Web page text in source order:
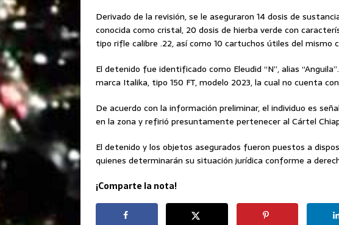
Derivado de la revisión, se le aseguraron 14 dosis de
conocida como cristal, 20 dosis de hierba verde con
tipo rifle calibre .22, así como 10 cartuchos útiles del mismo
El detenido fue identificado como Eleudid “N”, alias
marca Italika, tipo 150 FT, modelo 2023, la cual no cuenta
De acuerdo con la información preliminar, el individuo es
en la zona y refirió presuntamente pertenecer al Cártel
El detenido y los objetos asegurados fueron puestos a
quienes determinarán su situación jurídica conforme a
¡Comparte la nota!